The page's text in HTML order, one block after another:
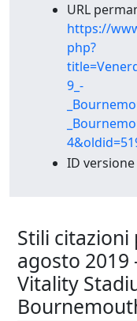
URL
https://
php?
9_-
ID
Stili citazioni
agosto
Vitality